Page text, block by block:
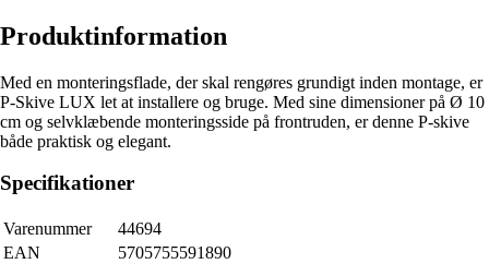
Produktinformation
Med en monteringsflade, der skal rengøres grundigt inden montage, er
P-Skive LUX let at installere og bruge. Med sine dimensioner på Ø 10
cm og selvklæbende monteringsside på frontruden, er denne P-skive
både praktisk og elegant.
Specifikationer
Varenummer
44694
EAN
5705755591890